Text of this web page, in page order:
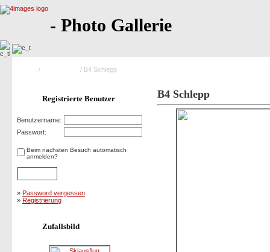
- Photo Gallerie
/ / B4 Schlepp
Registrierte Benutzer
Benutzername:
Passwort:
Beim nächsten Besuch automatisch
anmelden?
» Password vergessen
» Registrierung
Zufallsbild
B4 Schlepp